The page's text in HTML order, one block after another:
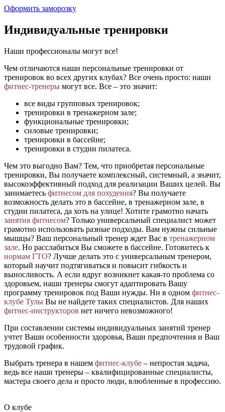
Оформить заморозку
Индивидуальные тренировки
Наши профессионалы могут все!
Чем отличаются наши персональные тренировки от
тренировок во всех других клубах? Все очень просто: наши
фитнес-тренеры могут все. Все – это значит:
все виды групповых тренировок;
тренировки в тренажерном зале;
функциональные тренировки;
силовые тренировки;
тренировки в бассейне;
тренировки в студии пилатеса.
Чем это выгодно Вам? Тем, что приобретая персональные
тренировки, Вы получаете комплексный, системный, а значит,
высокоэффективный подход для реализации Ваших целей. Вы
занимаетесь фитнесом для похудения? Вы получаете
возможность делать это в бассейне, в тренажерном зале, в
студии пилатеса, да хоть на улице! Хотите грамотно начать
занятия фитнесом? Только универсальный специалист может
грамотно использовать разные подходы. Вам нужны сильные
мышцы? Ваш персональный тренер ждет Вас в тренажерном
зале. Но расслабиться Вы сможете в бассейне. Готовитесь к
нормам ГТО? Лучше делать это с универсальным тренером,
который научит подтягиваться и повысит гибкость и
выносливость. А если вдруг возникнет какая-то проблема со
здоровьем, наши тренеры смогут адаптировать Вашу
программу тренировок под Ваши нужды. Ни в одном фитнес-
клубе Тулы Вы не найдете таких специалистов. Для наших
фитнес-инструкторов нет ничего невозможного!
При составлении системы индивидуальных занятий тренер
учтет Ваши особенности здоровья, Ваши предпочтения и Ваш
трудовой график.
Выбрать тренера в нашем фитнес-клубе – непростая задача,
ведь все наши тренеры – квалифицированные специалисты,
мастера своего дела и просто люди, влюбленные в профессию.
О клубе